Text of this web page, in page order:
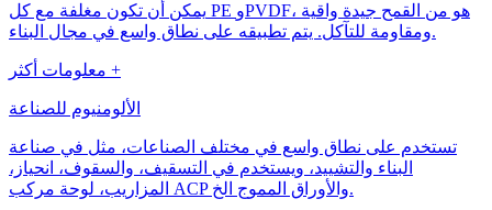
يمكن أن تكون مغلفة مع كل PE وPVDF، هو من القمح جيدة واقية
ومقاومة للتآكل. يتم تطبيقه على نطاق واسع في مجال البناء.
معلومات أكثر +
الألومنيوم للصناعة
تستخدم على نطاق واسع في مختلف الصناعات، مثل في صناعة
البناء والتشييد، ويستخدم في التسقيف، والسقوف، انحياز،
المزاريب، لوحة مركب ACP والأوراق المموج الخ.